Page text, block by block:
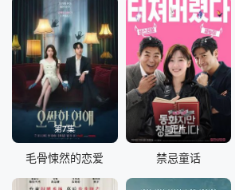
第7集
毛骨悚然的恋爱
正片
禁忌童话